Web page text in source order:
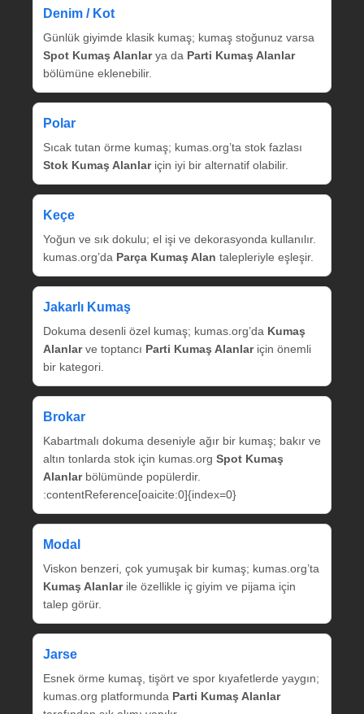
Denim / Kot
Günlük giyimde klasik kumaş; kumaş stoğunuz varsa
Spot Kumaş Alanlarya da Parti Kumaş Alanlar
bölümüne eklenebilir.
Polar
Sıcak tutan örme kumaş; kumas.org’ta stok fazlası
Stok Kumaş Alanlariçin iyi bir alternatif olabilir.
Keçe
Yoğun ve sık dokulu; el işi ve dekorasyonda kullanılır.
kumas.org’da Parça Kumaş Alan talepleriyle eşleşir.
Jakarlı Kumaş
Dokuma desenli özel kumaş; kumas.org’da Kumaş
Alanlarve toptancı Parti Kumaş Alanlariçin önemli
bir kategori.
Brokar
Kabartmalı dokuma deseniyle ağır bir kumaş; bakır ve
altın tonlarda stok için kumas.org Spot Kumaş
Alanlarbölümünde popülerdir.
:contentReference[oaicite:0]{index=0}
Modal
Viskon benzeri, çok yumuşak bir kumaş; kumas.org’ta
Kumaş Alanlarile özellikle iç giyim ve pijama için
talep görür.
Jarse
Esnek örme kumaş, tişört ve spor kıyafetlerde yaygın;
kumas.org platformunda Parti Kumaş Alanlar